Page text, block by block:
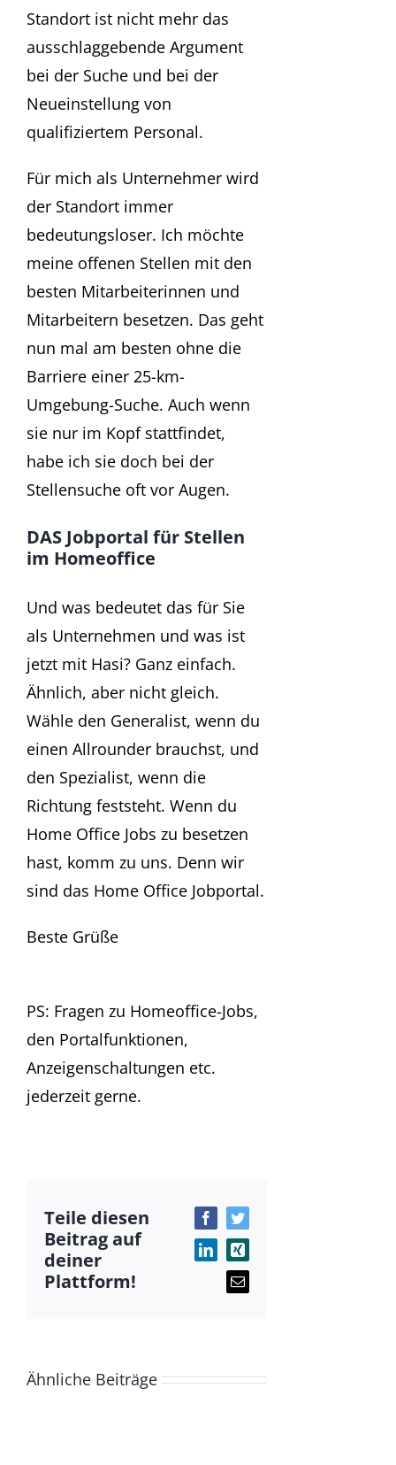
Standort ist nicht mehr das
ausschlaggebende Argument
bei der Suche und bei der
Neueinstellung von
qualifiziertem Personal.
Für mich als Unternehmer wird
der Standort immer
bedeutungsloser. Ich möchte
meine offenen Stellen mit den
besten Mitarbeiterinnen und
Mitarbeitern besetzen. Das geht
nun mal am besten ohne die
Barriere einer 25-km-
Umgebung-Suche. Auch wenn
sie nur im Kopf stattfindet,
habe ich sie doch bei der
Stellensuche oft vor Augen.
DAS Jobportal für Stellen
im Homeoffice
Und was bedeutet das für Sie
als Unternehmen und was ist
jetzt mit Hasi? Ganz einfach.
Ähnlich, aber nicht gleich.
Wähle den Generalist, wenn du
einen Allrounder brauchst, und
den Spezialist, wenn die
Richtung feststeht. Wenn du
Home Office Jobs zu besetzen
hast, komm zu uns. Denn wir
sind das Home Office Jobportal.
Beste Grüße
PS: Fragen zu Homeoffice-Jobs,
den Portalfunktionen,
Anzeigenschaltungen etc.
jederzeit gerne.
Teile diesen
Beitrag auf
deiner
Plattform!
FacebookTwitter
LinkedInXing
E-
Ähnliche Beiträge